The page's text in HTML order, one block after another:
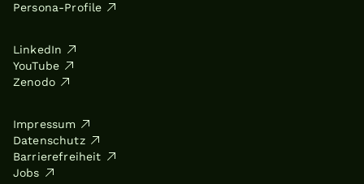
Persona-Profile
LinkedIn
YouTube
Zenodo
Impressum
Datenschutz
Barrierefreiheit
Jobs